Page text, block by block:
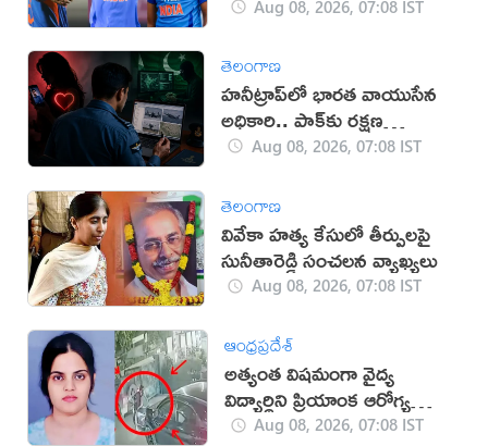
Aug 08, 2026, 07:08 IST
తెలంగాణ
హనీట్రాప్‌లో భారత వాయుసేన
అధికారి.. పాక్‌కు రక్షణ
రహస్యాలు లీక్
Aug 08, 2026, 07:08 IST
తెలంగాణ
వివేకా హత్య కేసులో తీర్పులపై
సునీతారెడ్డి సంచలన వ్యాఖ్యలు
Aug 08, 2026, 07:08 IST
ఆంధ్రప్రదేశ్
అత్యంత విషమంగా వైద్య
విద్యార్థిని ప్రియాంక ఆరోగ్య
పరిస్థితిAug 08, 2026, 07:08 IST